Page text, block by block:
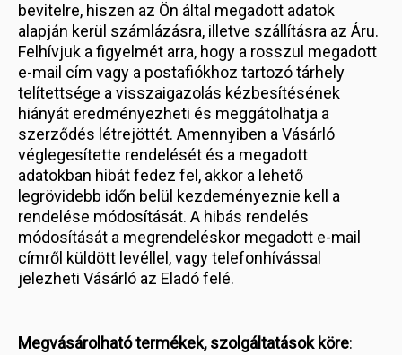
bevitelre, hiszen az Ön által megadott adatok
alapján kerül számlázásra, illetve szállításra az Áru.
Felhívjuk a figyelmét arra, hogy a rosszul megadott
e-mail cím vagy a postafiókhoz tartozó tárhely
telítettsége a visszaigazolás kézbesítésének
hiányát eredményezheti és meggátolhatja a
szerződés létrejöttét. Amennyiben a Vásárló
véglegesítette rendelését és a megadott
adatokban hibát fedez fel, akkor a lehető
legrövidebb időn belül kezdeményeznie kell a
rendelése módosítását. A hibás rendelés
módosítását a megrendeléskor megadott e-mail
címről küldött levéllel, vagy telefonhívással
jelezheti Vásárló az Eladó felé.
Megvásárolható termékek, szolgáltatások köre: